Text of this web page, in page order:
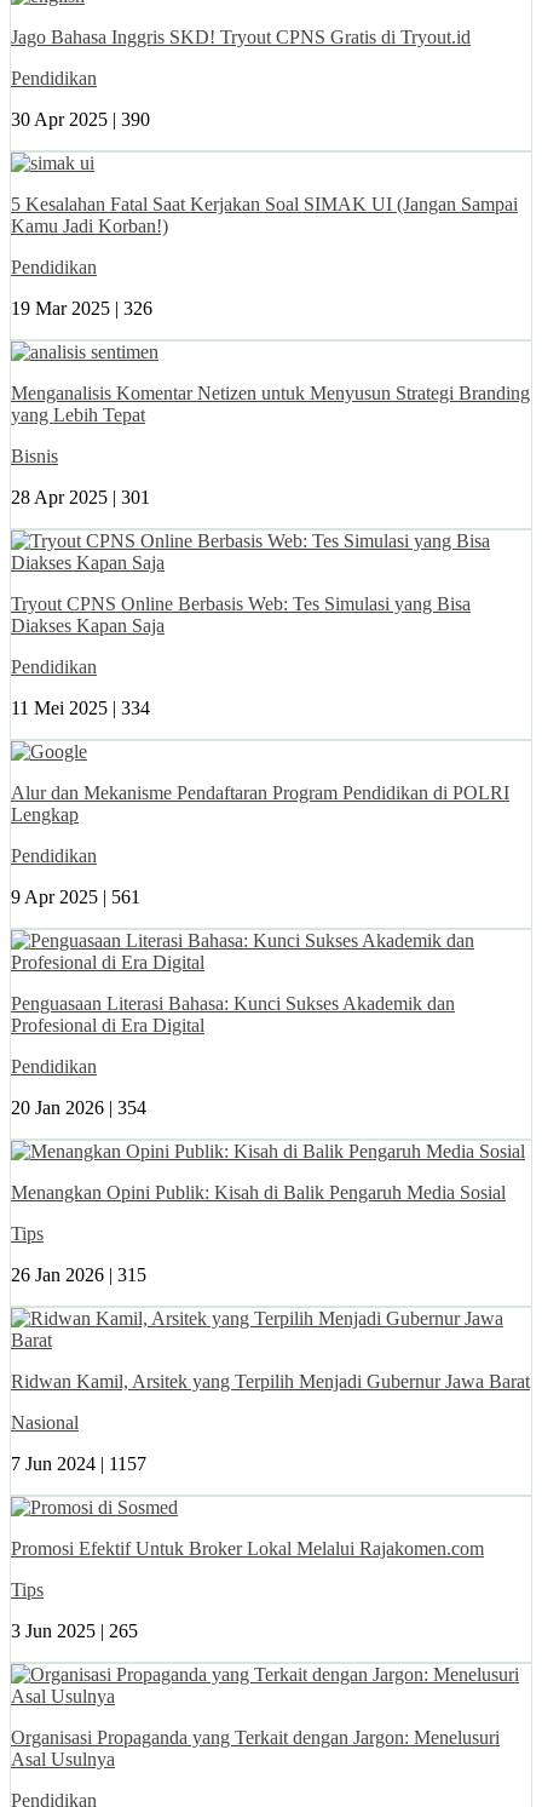
Jago Bahasa Inggris SKD! Tryout CPNS Gratis di Tryout.id
Pendidikan
30 Apr 2025 | 390
5 Kesalahan Fatal Saat Kerjakan Soal SIMAK UI (Jangan Sampai
Kamu Jadi Korban!)
Pendidikan
19 Mar 2025 | 326
Menganalisis Komentar Netizen untuk Menyusun Strategi Branding
yang Lebih Tepat
Bisnis
28 Apr 2025 | 301
Tryout CPNS Online Berbasis Web: Tes Simulasi yang Bisa
Diakses Kapan Saja
Pendidikan
11 Mei 2025 | 334
Alur dan Mekanisme Pendaftaran Program Pendidikan di POLRI
Lengkap
Pendidikan
9 Apr 2025 | 561
Penguasaan Literasi Bahasa: Kunci Sukses Akademik dan
Profesional di Era Digital
Pendidikan
20 Jan 2026 | 354
Menangkan Opini Publik: Kisah di Balik Pengaruh Media Sosial
Tips
26 Jan 2026 | 315
Ridwan Kamil, Arsitek yang Terpilih Menjadi Gubernur Jawa Barat
Nasional
7 Jun 2024 | 1157
Promosi Efektif Untuk Broker Lokal Melalui Rajakomen.com
Tips
3 Jun 2025 | 265
Organisasi Propaganda yang Terkait dengan Jargon: Menelusuri
Asal Usulnya
Pendidikan